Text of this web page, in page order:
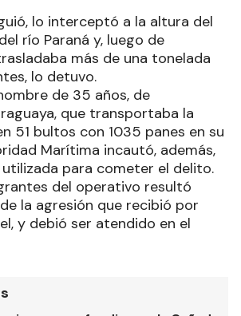
lo interceptó a la altura del
río Paraná y, luego de
más de una tonelada
lo detuvo.
de 35 años, de
que transportaba la
51 bultos con 1035 panes en su
Marítima incautó, además,
para cometer el delito.
del operativo resultó
la agresión que recibió por
y debió ser atendido en el